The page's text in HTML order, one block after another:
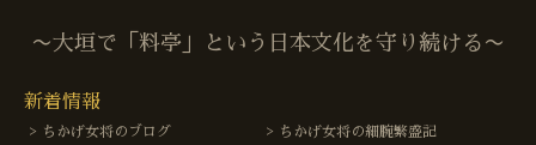
〜大垣で「料亭」という日本文化を守り続ける〜
新着情報
ちかげ女将のブログ
ちかげ女将の細腕繁盛記